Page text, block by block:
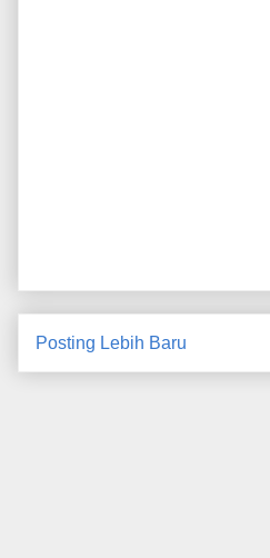
Posting Lebih Baru